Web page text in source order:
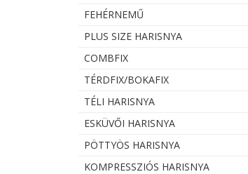
FEHÉRNEMŰ
PLUS SIZE HARISNYA
COMBFIX
TÉRDFIX/BOKAFIX
TÉLI HARISNYA
ESKÜVŐI HARISNYA
PÖTTYÖS HARISNYA
KOMPRESSZIÓS HARISNYA